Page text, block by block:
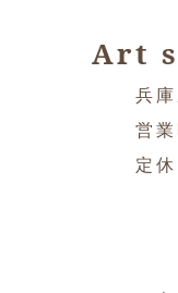
Art
兵
営
定